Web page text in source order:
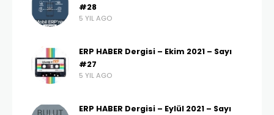
#28
5 YIL AGO
ERP HABER Dergisi – Ekim 2021 – Sayı
#27
5 YIL AGO
ERP HABER Dergisi – Eylül 2021 – Sayı